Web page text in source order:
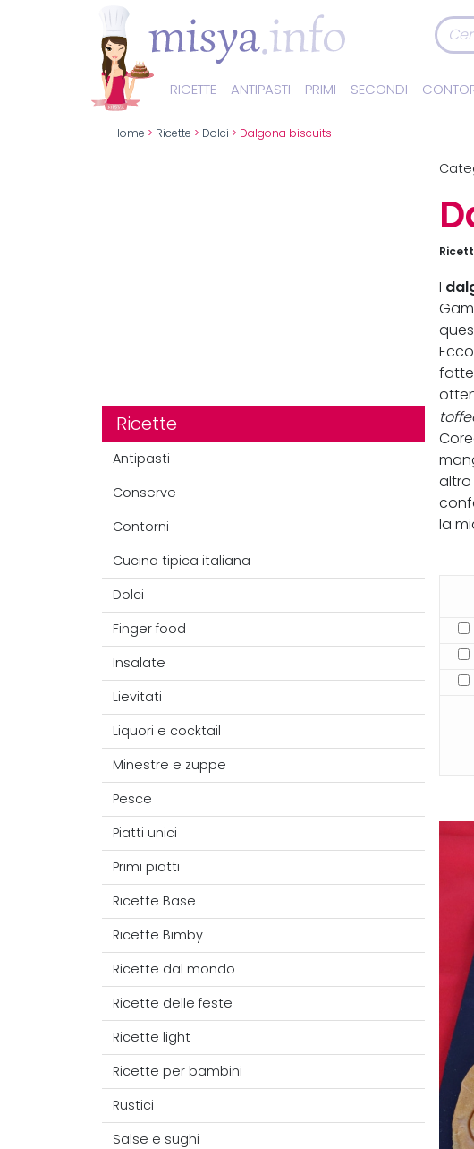
RICETTE ANTIPASTI PRIMI SECONDI
Home > Ricette > Dolci > Dalgona biscuits
Ricette
Antipasti
Conserve
Contorni
Cucina tipica italiana
Dolci
Finger food
Insalate
Lievitati
Liquori e cocktail
Minestre e zuppe
Pesce
Piatti unici
Primi piatti
Ricette Base
Ricette Bimby
Ricette dal mondo
Ricette delle feste
Ricette light
Ricette per bambini
Rustici
Salse e sughi
I
altro
la